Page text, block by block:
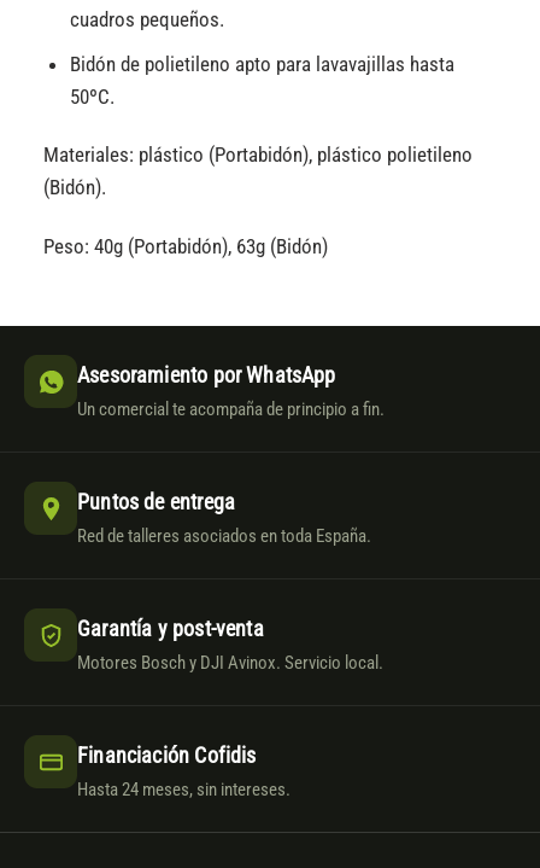
cuadros pequeños.
Bidón de polietileno apto para lavavajillas hasta
50ºC.
Materiales: plástico (Portabidón), plástico polietileno
(Bidón).
Peso: 40g (Portabidón), 63g (Bidón)
Asesoramiento por WhatsApp
Un comercial te acompaña de principio a fin.
Puntos de entrega
Red de talleres asociados en toda España.
Garantía y post-venta
Motores Bosch y DJI Avinox. Servicio local.
Financiación Cofidis
Hasta 24 meses, sin intereses.